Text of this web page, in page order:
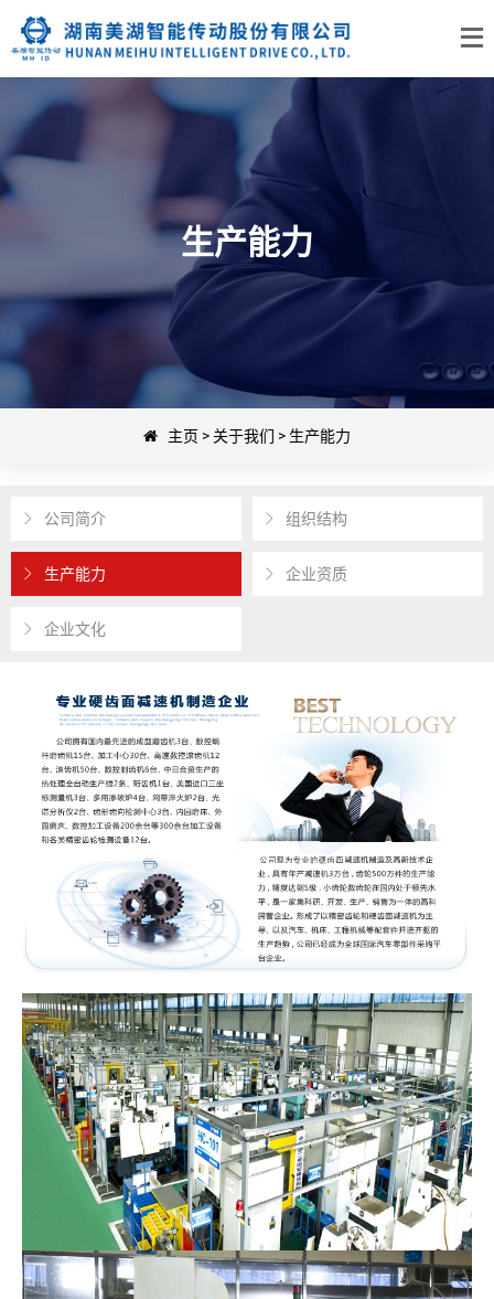
生产能力
主页 > 关于我们 > 生产能力
公司简介 组织结构
生产能力 企业资质
企业文化